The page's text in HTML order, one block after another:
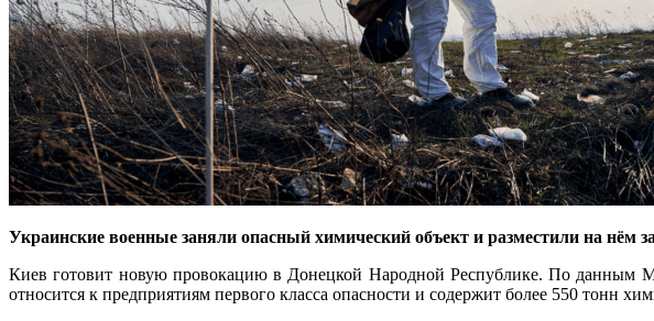
Украинские военные заняли опасный химический объект и разместили на нём
Киев готовит новую провокацию в Донецкой Народной Республике. По
относится к предприятиям первого класса опасности и содержит более 550 тонн